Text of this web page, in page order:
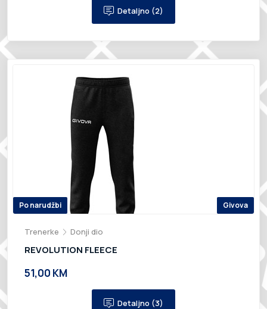
Detaljno (2)
Po narudžbi Givova
Trenerke Donji dio
REVOLUTION FLEECE
51,00 KM
Detaljno (3)